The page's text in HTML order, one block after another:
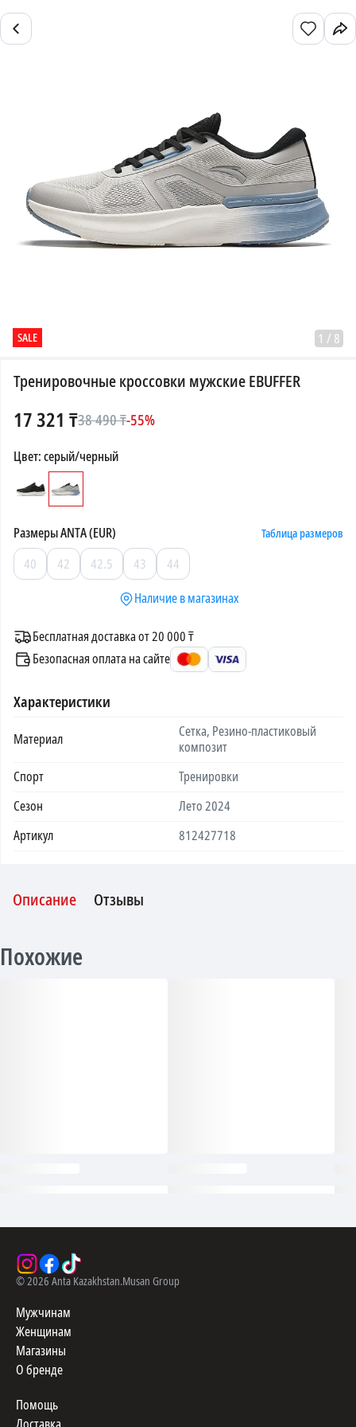
SALE 1 / 8
Тренировочные кроссовки мужские EBUFFER
17 321 ₸38 490₸-55%
Цвет:серый/черный
РазмерыANTA (EUR) Таблица размеров
40 42 42.5 43
44
Наличие в магазинах
Бесплатная доставка от 20 000 ₸
Безопасная оплата на сайте
Характеристики
Материал
Сетка, Резино-пластиковый
композит
Спорт
Тренировки
Сезон
Лето 2024
Артикул
812427718
Описание Отзывы
Похожие
©2026 Anta Kazakhstan.Musan Group
Мужчинам
Женщинам
Магазины
О бренде
Помощь